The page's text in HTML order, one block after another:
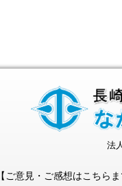
法
【ご意見・ご感想はこちらま